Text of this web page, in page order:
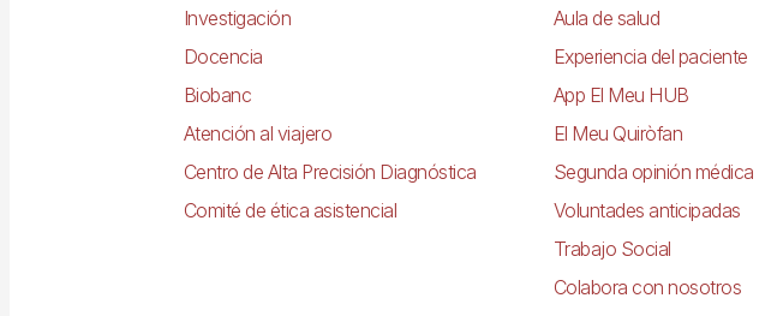
Investigación
Docencia
Biobanc
Atención al viajero
Centro de Alta Precisión Diagnóstica
Comité de ética asistencial
Aula de salud
Experiencia del paciente
App El Meu HUB
El Meu Quiròfan
Segunda opinión médica
Voluntades anticipadas
Trabajo Social
Colabora con nosotros